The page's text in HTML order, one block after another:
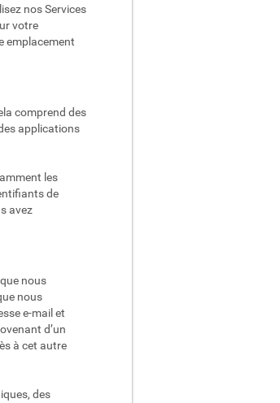
nos Services
votre
emplacement
comprend des
applications
les
de
avez
nous
nous
e-mail et
d’un
à cet autre
des